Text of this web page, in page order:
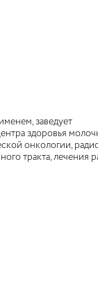
заведует
здоровья
онкологии,
тракта, лечения